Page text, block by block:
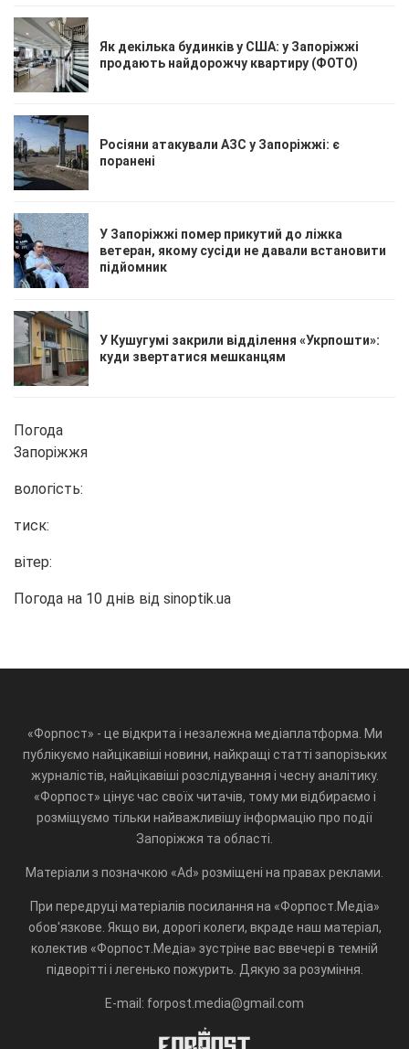
Як декілька будинків у США: у Запоріжжі
продають найдорожчу квартиру (ФОТО)
Росіяни атакували АЗС у Запоріжжі: є
поранені
У Запоріжжі помер прикутий до ліжка
ветеран, якому сусіди не давали встановити
підйомник
У Кушугумі закрили відділення «Укрпошти»:
куди звертатися мешканцям
Погода
Запоріжжя
вологість:
тиск:
вітер:
Погода на 10 днів від sinoptik.ua
«Форпост» - це відкрита і незалежна медіаплатформа. Ми
публікуємо найцікавіші новини, найкращі статті запорізьких
журналістів, найцікавіші розслідування і чесну аналітику.
«Форпост» цінує час своїх читачів, тому ми відбираємо і
розміщуємо тільки найважливішу інформацію про події
Запоріжжя та області.
Матеріали з позначкою «Ad» розміщені на правах реклами.
При передруці матеріалів посилання на «Форпост.Медіа»
обов'язкове. Якщо ви, дорогі колеги, вкраде наш матеріал,
колектив «Форпост.Медіа» зустріне вас ввечері в темній
підворітті і легенько пожурить. Дякую за розуміння.
E-mail: forpost.media@gmail.com